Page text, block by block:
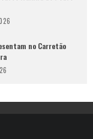
no Carretão